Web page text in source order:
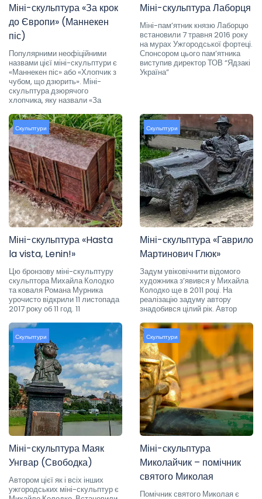
Міні-скульптура «За крок
до Європи» (Маннекен
піс)
Популярними неофіційними
назвами цієї міні-скульптури є
«Маннекен піс» або «Хлопчик з
чубом, що дзюрить». Міні-
скульптура дзюрячого
хлопчика, яку назвали «За
Міні-скульптура Лаборця
Міні-пам’ятник князю Лаборцю
встановили 7 травня 2016 року
на мурах Ужгородської фортеці.
Спонсором цього пам’ятника
виступив директор ТОВ “Ядзакі
Україна”
Скульптури
Міні-скульптура «Hasta
la vista, Lenin!»
Цю бронзову міні-скульптуру
скульптора Михайла Колодко
та коваля Романа Мурника
урочисто відкрили 11 листопада
2017 року об 11 год. 11
Скульптури
Міні-скульптура «Гаврило
Мартинович Глюк»
Задум увіковічнити відомого
художника з’явився у Михайла
Колодко ще в 2011 році. На
реалізацію задуму автору
знадобився цілий рік. Автор
Скульптури
Міні-скульптура Маяк
Унгвар (Свободка)
Автором цієї як і всіх інших
ужгородських міні-скульптур є
Скульптури
Міні-скульптура
Миколайчик – помічник
святого Миколая
Помічник святого Миколая є